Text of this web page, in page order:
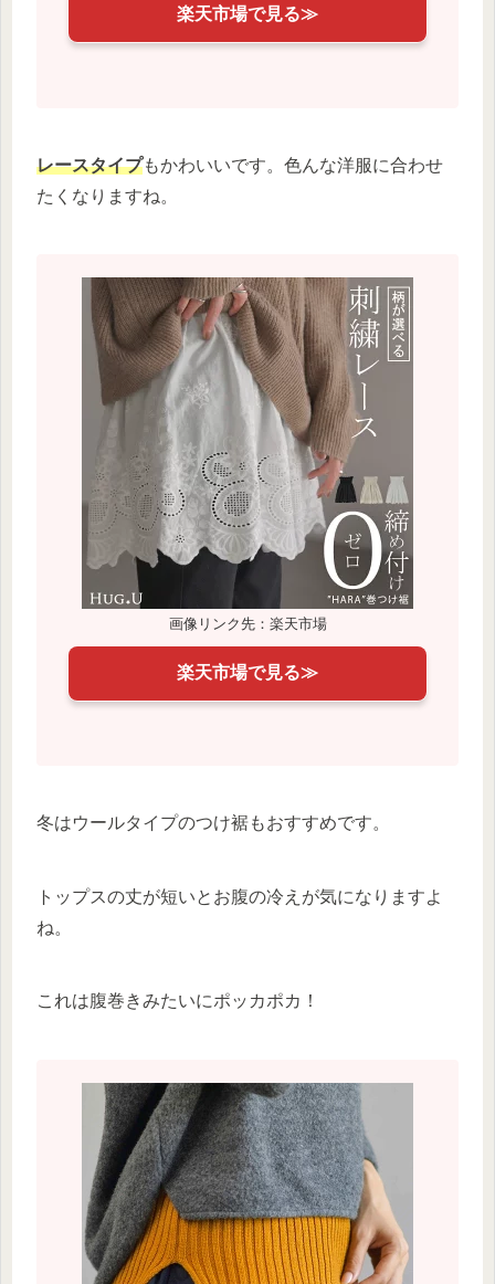
楽天市場で見る≫
レースタイプもかわいいです。色んな洋服に合わせ
たくなりますね。
画像リンク先：楽天市場
楽天市場で見る≫
冬はウールタイプのつけ裾もおすすめです。
トップスの丈が短いとお腹の冷えが気になりますよ
ね。
これは腹巻きみたいにポッカポカ！